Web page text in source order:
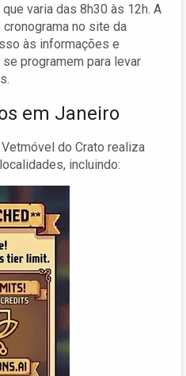
varia das 8h30 às 12h. A
no site da
às informações e
programem para levar
em Janeiro
do Crato realiza
incluindo: